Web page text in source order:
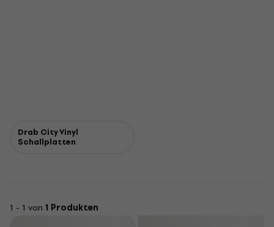
Drab City Vinyl
Schallplatten
1 - 1 von 1 Produkten